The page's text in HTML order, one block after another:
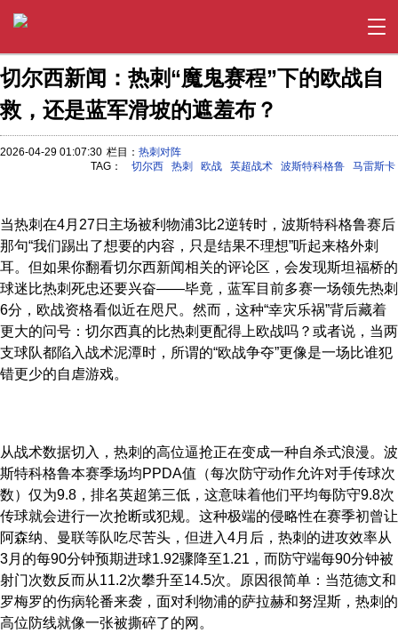
切尔西新闻：热刺“魔鬼赛程”下的欧战自
救，还是蓝军滑坡的遮羞布？
2026-04-29 01:07:30 栏目： 热刺对阵
TAG：
切尔西 热刺 欧战 英超战术 波斯特科格鲁 马雷斯卡
当热刺在4月27日主场被利物浦3比2逆转时，波斯特科格鲁赛后
那句“我们踢出了想要的内容，只是结果不理想”听起来格外刺
耳。但如果你翻看切尔西新闻相关的评论区，会发现斯坦福桥的
球迷比热刺死忠还要兴奋——毕竟，蓝军目前多赛一场领先热刺
6分，欧战资格看似近在咫尺。然而，这种“幸灾乐祸”背后藏着
更大的问号：切尔西真的比热刺更配得上欧战吗？或者说，当两
支球队都陷入战术泥潭时，所谓的“欧战争夺”更像是一场比谁犯
错更少的自虐游戏。
从战术数据切入，热刺的高位逼抢正在变成一种自杀式浪漫。波
斯特科格鲁本赛季场均PPDA值（每次防守动作允许对手传球次
数）仅为9.8，排名英超第三低，这意味着他们平均每防守9.8次
传球就会进行一次抢断或犯规。这种极端的侵略性在赛季初曾让
阿森纳、曼联等队吃尽苦头，但进入4月后，热刺的进攻效率从
3月的每90分钟预期进球1.92骤降至1.21，而防守端每90分钟被
射门次数反而从11.2次攀升至14.5次。原因很简单：当范德文和
罗梅罗的伤病轮番来袭，面对利物浦的萨拉赫和努涅斯，热刺的
高位防线就像一张被撕碎了的网。